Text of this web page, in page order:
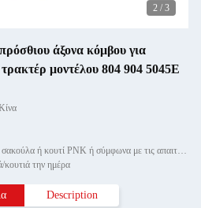
2 / 3
άξονα κόμβου για
μοντέλου 804 904 5045E
Συσκευασία λεπτομέρειες: Πλαστική σακούλα ή κουτί PNK ή σύμφωνα με τις απαιτήσεις σας.
την ημέρα
Description